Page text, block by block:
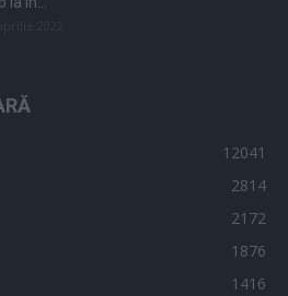
12041
2814
2172
1876
1416